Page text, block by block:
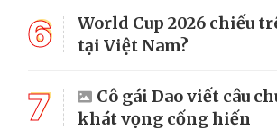
6
World Cup 2026 chiếu
tại Việt Nam?
7
Cô gái Dao viết câu
khát vọng cống hiến